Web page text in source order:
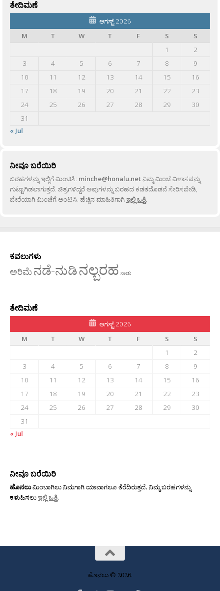
ತೇದಿಮಣೆ
ಆಗಸ್ಟ್ 2026
M
T W T F S
S
1
2
3
4 5 6 7 8
9
10
11 12 13 14 15
16
17
18 19 20 21 22
23
24
25 26 27 28 29
30
31
« Jul
ನೀವೂ ಬರೆಯಿರಿ
ಬರಹಗಳನ್ನು ಇಲ್ಲಿಗೆ ಮಿಂಚಿಸಿ: minche@honalu.netನಿಮ್ಮ ಮಿಂಚೆ ವಿಳಾಸವನ್ನು
ಗುಟ್ಟಾಗಿಡಲಾಗುತ್ತದೆ. ಚಿತ್ರಗಳಿದ್ದರೆ ಅವುಗಳನ್ನು ಬರಹದ ಕಡತದೊಡನೆ ಸೇರಿಸಬೇಡಿ,
ಬೇರೆಯಾಗಿ ಮಿಂಚೆಗೆ ಅಂಟಿಸಿ. ಹೆಚ್ಚಿನ ಮಾಹಿತಿಗಾಗಿಇಲ್ಲಿ ಒತ್ತಿ.
ಕವಲುಗಳು
ಅರಿಮೆನಡೆ-ನುಡಿನಲ್ಬರಹ ನಾಡು
ತೇದಿಮಣೆ
ಆಗಸ್ಟ್ 2026
M
T W T F S
S
1
2
3
4 5 6 7 8
9
10
11 12 13 14 15
16
17
18 19 20 21 22
23
24
25 26 27 28 29
30
31
« Jul
ನೀವೂ ಬರೆಯಿರಿ
ಹೊನಲುಮಿಂಬಾಗಿಲು ನಿಮಗಾಗಿ ಯಾವಾಗಲೂ ತೆರೆದಿರುತ್ತದೆ. ನಿಮ್ಮ ಬರಹಗಳನ್ನು
ಕಳುಹಿಸಲುಇಲ್ಲಿ ಒತ್ತಿ.
ಹೊನಲು © 2026.